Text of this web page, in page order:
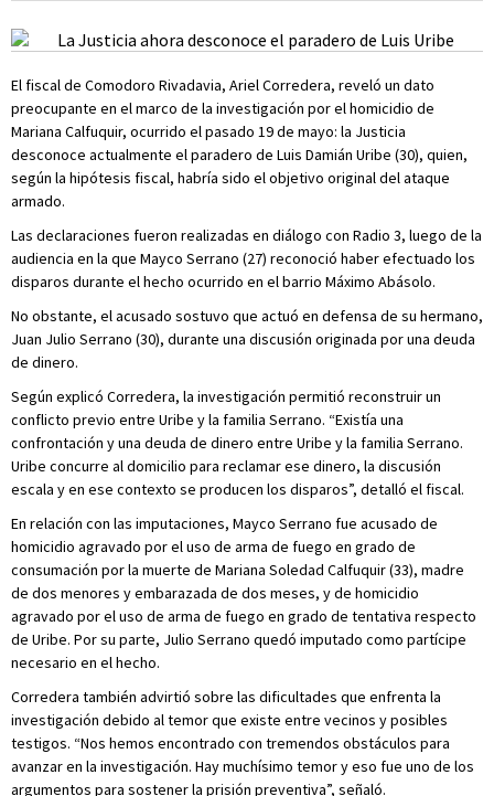
El fiscal de Comodoro Rivadavia, Ariel Corredera, reveló un dato
preocupante en el marco de la investigación por el homicidio de
Mariana Calfuquir, ocurrido el pasado 19 de mayo: la Justicia
desconoce actualmente el paradero de Luis Damián Uribe (30), quien,
según la hipótesis fiscal, habría sido el objetivo original del ataque
armado.
Las declaraciones fueron realizadas en diálogo con Radio 3, luego de la
audiencia en la que Mayco Serrano (27) reconoció haber efectuado los
disparos durante el hecho ocurrido en el barrio Máximo Abásolo.
No obstante, el acusado sostuvo que actuó en defensa de su hermano,
Juan Julio Serrano (30), durante una discusión originada por una deuda
de dinero.
Según explicó Corredera, la investigación permitió reconstruir un
conflicto previo entre Uribe y la familia Serrano. “Existía una
confrontación y una deuda de dinero entre Uribe y la familia Serrano.
Uribe concurre al domicilio para reclamar ese dinero, la discusión
escala y en ese contexto se producen los disparos”, detalló el fiscal.
En relación con las imputaciones, Mayco Serrano fue acusado de
homicidio agravado por el uso de arma de fuego en grado de
consumación por la muerte de Mariana Soledad Calfuquir (33), madre
de dos menores y embarazada de dos meses, y de homicidio
agravado por el uso de arma de fuego en grado de tentativa respecto
de Uribe. Por su parte, Julio Serrano quedó imputado como partícipe
necesario en el hecho.
Corredera también advirtió sobre las dificultades que enfrenta la
investigación debido al temor que existe entre vecinos y posibles
testigos. “Nos hemos encontrado con tremendos obstáculos para
avanzar en la investigación. Hay muchísimo temor y eso fue uno de los
argumentos para sostener la prisión preventiva”, señaló.